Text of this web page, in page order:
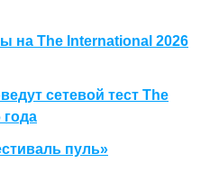
на The International 2026
сетевой тест The
года
пуль»